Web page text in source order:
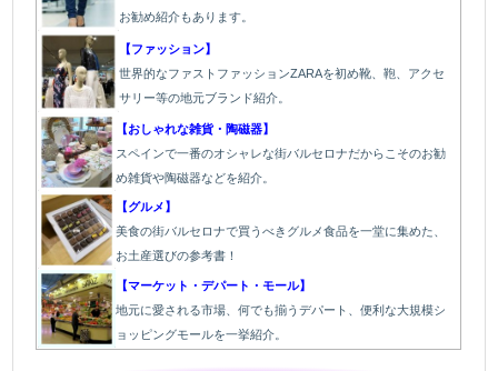
お勧め紹介もあります。
【ファッション】
世界的なファストファッションZARAを初め靴、鞄、アクセ
サリー等の地元ブランド紹介。
【おしゃれな雑貨・陶磁器】
スペインで一番のオシャレな街バルセロナだからこそのお勧
め雑貨や陶磁器などを紹介。
【グルメ】
美食の街バルセロナで買うべきグルメ食品を一堂に集めた、
お土産選びの参考書！
【マーケット・デパート・モール】
地元に愛される市場、何でも揃うデパート、便利な大規模シ
ョッピングモールを一挙紹介。